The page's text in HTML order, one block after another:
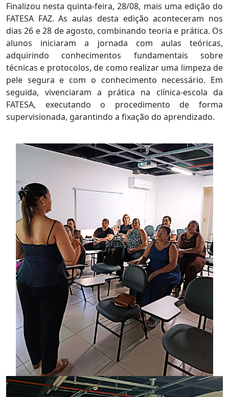
Finalizou nesta quinta-feira, 28/08, mais uma edição do
FATESA FAZ. As aulas desta edição aconteceram nos
dias 26 e 28 de agosto, combinando teoria e prática. Os
alunos iniciaram a jornada com aulas teóricas,
adquirindo conhecimentos fundamentais sobre
técnicas e protocolos, de como realizar uma limpeza de
pele segura e com o conhecimento necessário. Em
seguida, vivenciaram a prática na clínica-escola da
FATESA, executando o procedimento de forma
supervisionada, garantindo a fixação do aprendizado.